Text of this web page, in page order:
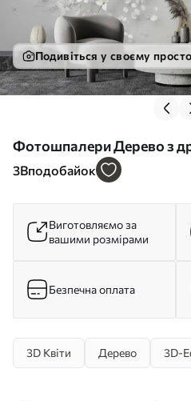
Подивіться у своєму
Фотошпалери Дерево з
u37065d3
3Вподобайок
Виготовляємо за
вашими розмірами
Безпечна оплата
3D Квіти Дерево 3D-